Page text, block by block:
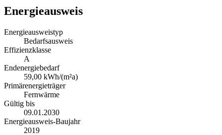
Energieausweis
Energieausweistyp
Bedarfsausweis
Effizienzklasse
A
Endenergiebedarf
59,00 kWh/(m²a)
Primärenergieträger
Fernwärme
Gültig bis
09.01.2030
Energieausweis-Baujahr
2019